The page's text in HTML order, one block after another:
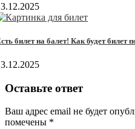
билет на балет! Как будет билет
Оставьте ответ
Ваш адрес email не будет
помечены *